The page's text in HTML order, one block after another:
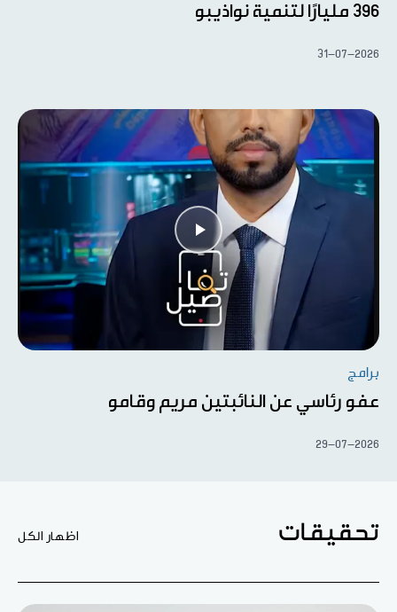
396 مليارًا لتنمية نواذيبو
31-07-2026
برامج
عفو رئاسي عن النائبتين مريم وقامو
29-07-2026
تحقيقات اظهار الكل